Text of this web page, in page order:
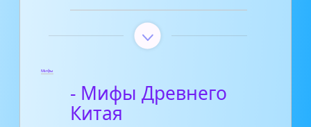
Мифы
- Мифы Древнего
Китая